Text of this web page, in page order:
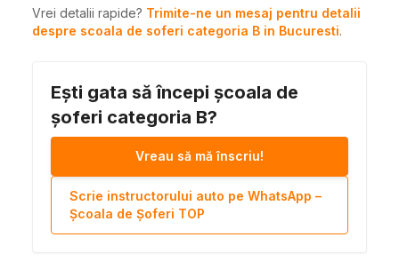
Vrei detalii rapide? Trimite-ne un mesaj pentru detalii
despre scoala de soferi categoria B in Bucuresti.
Ești gata să începi școala de
șoferi categoria B?
Vreau să mă înscriu!
Scrie instructorului auto pe WhatsApp –
Școala de Șoferi TOP